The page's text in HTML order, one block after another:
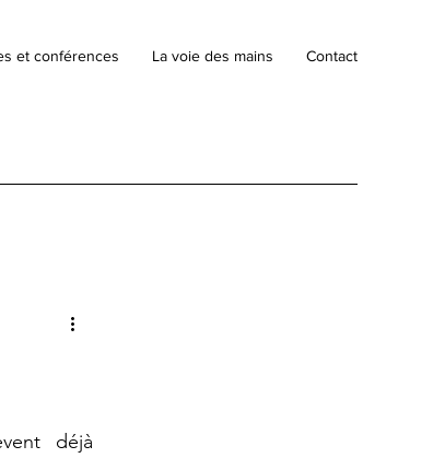
et conférences La voie des mains Contact
déjà